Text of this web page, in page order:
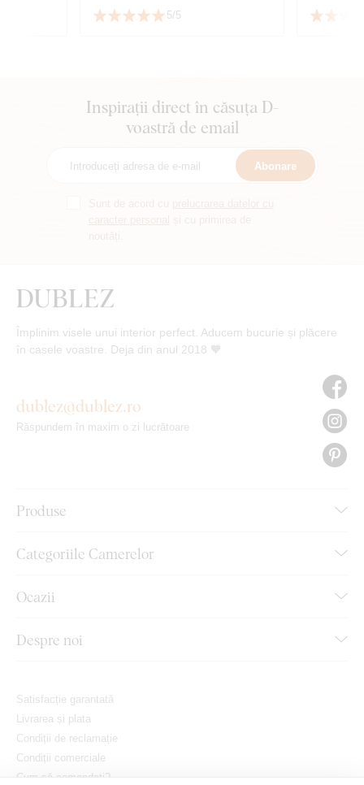
5/5
data
Inspirații direct în căsuța D-
voastră de email
Abonare
Împlinim visele unui interior perfect. Aducem bucurie și plăcere
în casele voastre. Deja din anul 2018 🧡
Produse
Categoriile Camerelor
Ocazii
Despre noi
dublez@dublez.ro
Răspundem în maxim o zi lucrătoare
Satisfacție garantată
Livrarea și plata
Condiții de reclamație
Condiții comerciale
Cum să comandați?